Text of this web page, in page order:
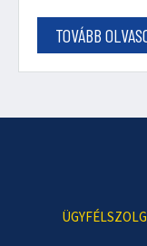
TOVÁBB